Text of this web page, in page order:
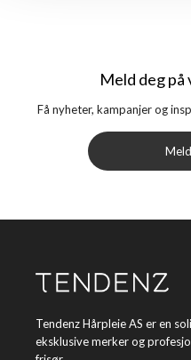
Meld deg
Få nyheter, kampanjer og
Tendenz Hårpleie AS er en
eksklusive merker og